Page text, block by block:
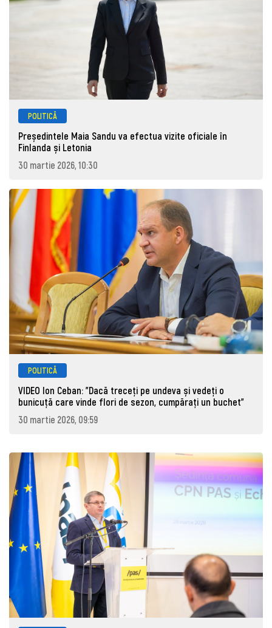
POLITICĂ
Președintele Maia Sandu va efectua vizite oficiale în
Finlanda și Letonia
30 martie 2026, 10:30
POLITICĂ
VIDEO Ion Ceban: "Dacă treceți pe undeva și vedeți o
bunicuță care vinde flori de sezon, cumpărați un buchet"
30 martie 2026, 09:59